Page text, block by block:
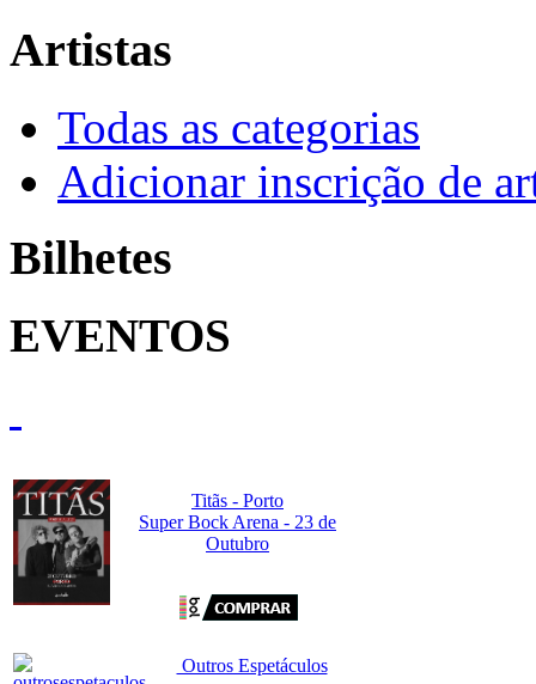
Artistas
Todas as categorias
Adicionar inscrição de
Bilhetes
EVENTOS
Titãs - Porto
Super Bock Arena - 23 de
Outubro
Outros Espetáculos